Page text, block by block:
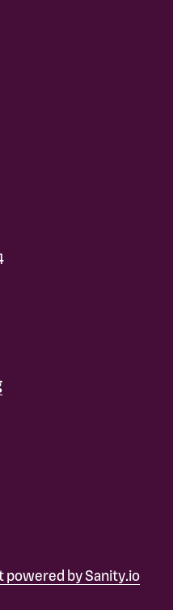
by Sanity.io